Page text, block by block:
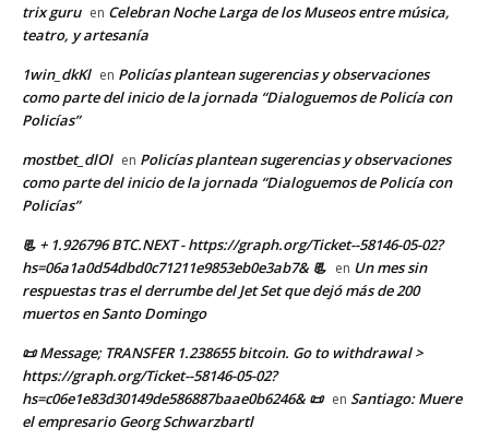
trix guru en Celebran Noche Larga de los Museos entre música,
teatro, y artesanía
1win_dkKl en Policías plantean sugerencias y observaciones
como parte del inicio de la jornada “Dialoguemos de Policía con
Policías”
mostbet_dlOl en Policías plantean sugerencias y observaciones
como parte del inicio de la jornada “Dialoguemos de Policía con
Policías”
📃 + 1.926796 BTC.NEXT - https://graph.org/Ticket--58146-05-02?
hs=06a1a0d54dbd0c71211e9853eb0e3ab7& 📃 en Un mes sin
respuestas tras el derrumbe del Jet Set que dejó más de 200
muertos en Santo Domingo
📜 Message; TRANSFER 1.238655 bitcoin. Go to withdrawal >
https://graph.org/Ticket--58146-05-02?
hs=c06e1e83d30149de586887baae0b6246& 📜 en Santiago: Muere
el empresario Georg Schwarzbartl